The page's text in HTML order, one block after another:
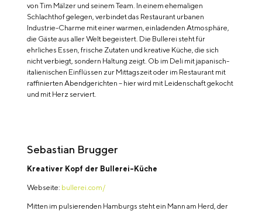
von Tim Mälzer und seinem Team. In einem ehemaligen
Schlachthof gelegen, verbindet das Restaurant urbanen
Industrie-Charme mit einer warmen, einladenden Atmosphäre,
die Gäste aus aller Welt begeistert. Die Bullerei steht für
ehrliches Essen, frische Zutaten und kreative Küche, die sich
nicht verbiegt, sondern Haltung zeigt. Ob im Deli mit japanisch-
italienischen Einflüssen zur Mittagszeit oder im Restaurant mit
raffinierten Abendgerichten – hier wird mit Leidenschaft gekocht
und mit Herz serviert.
Sebastian Brugger
Kreativer Kopf der Bullerei-Küche
Webseite: bullerei.com/
Mitten im pulsierenden Hamburgs steht ein Mann am Herd, der